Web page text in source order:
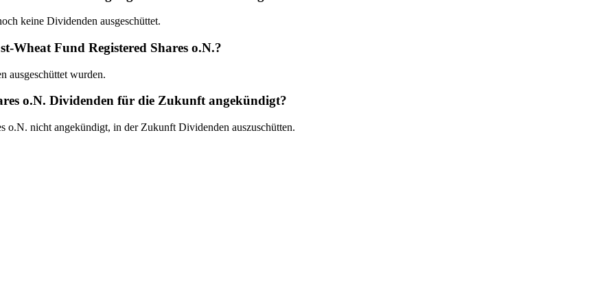
keine Dividenden ausgeschüttet.
Wheat Fund Registered Shares o.N.?
ausgeschüttet wurden.
o.N. Dividenden für die Zukunft angekündigt?
o.N. nicht angekündigt, in der Zukunft Dividenden auszuschütten.